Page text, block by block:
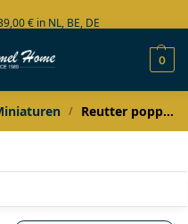
€ in NL, BE, DE
Lager
0
/ Reutter poppenhuis miniaturen